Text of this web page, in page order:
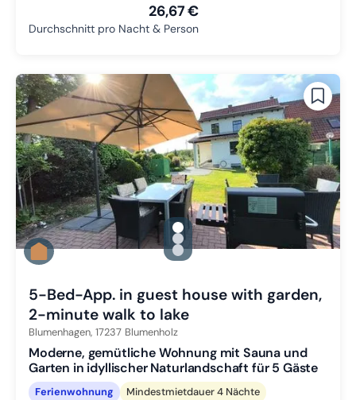
26,67 €
Durchschnitt pro Nacht & Person
gallery.slide_selector
Zu Slide 1 wechseln
Zu Slide 2 wechseln
Zu Slide 3 wechseln
5-Bed-App. in guest house with garden,
2-minute walk to lake
Blumenhagen, 17237 Blumenholz
Moderne, gemütliche Wohnung mit Sauna und
Garten in idyllischer Naturlandschaft für 5 Gäste
Ferienwohnung Mindestmietdauer 4 Nächte